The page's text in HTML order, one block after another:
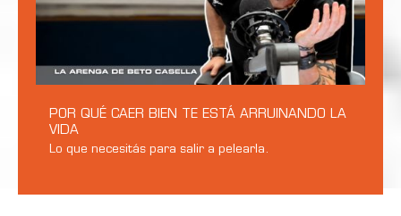
POR QUÉ CAER BIEN TE ESTÁ ARRUINANDO LA
VIDA
Lo que necesitás para salir a pelearla.